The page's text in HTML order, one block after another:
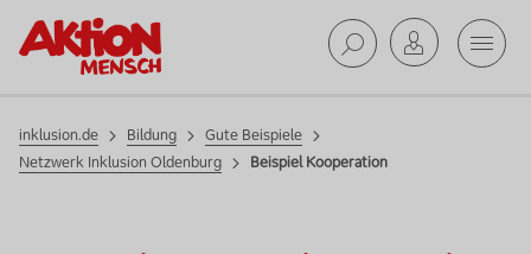
Gute
Beispiele
inklusion.de Bildung
Gute Beispiele
Netzwerk Inklusion Oldenburg
Beispiel Kooperation